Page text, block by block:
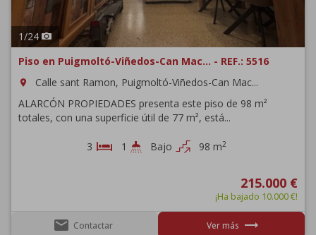
1/24
Piso en Puigmoltó-Viñedos-Can Mac... - REF.: 5516
room
Calle sant Ramon, Puigmoltó-Viñedos-Can Mac...
ALARCÓN PROPIEDADES presenta este piso de 98 m²
totales, con una superficie útil de 77 m², está...
3 1 Bajo 98 m2
215.000 €
¡Ha bajado 10.000 €!
email Contactar Ver más trending_flat